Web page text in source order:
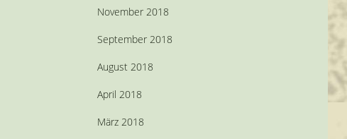
November 2018
September 2018
August 2018
April 2018
März 2018